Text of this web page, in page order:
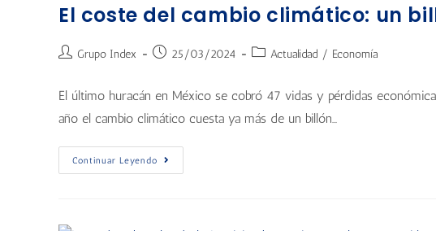
El coste del cambio climático: un
Grupo Index 25/03/2024 Actualidad / Economía
El último huracán en México se cobró 47 vidas y pérdidas
año el cambio climático cuesta ya más de un billón…
Continuar Leyendo